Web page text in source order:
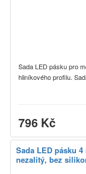
Sada LED pásku pro
hliníkového profilu.
796 Kč
Sada LED pásku
nezalitý, bez